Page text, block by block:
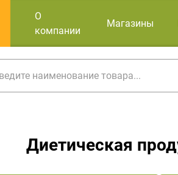
О
компании
Магазины
Диетическая